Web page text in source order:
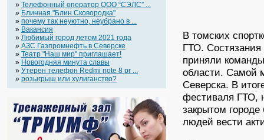
» Телефонный оператор OOO “СЭЛС” ...
» Блинная "Блин.Сковородка"
» почему так неуютно, неубрано в ...
» Вакансия
» Любимый город летом 2021 года
» АЗС Газпромнефть в Северске
» Театр "Наш мир" приглашает!
» Новогодняя минута славы
» Утерен телефон Redmi note 8 pr ...
» розыгрыш или хулиганство?
В томских
ГТО.
приняли
области. Самой
Северска. В
фестиваля ГТО,
закрытом
людей вести